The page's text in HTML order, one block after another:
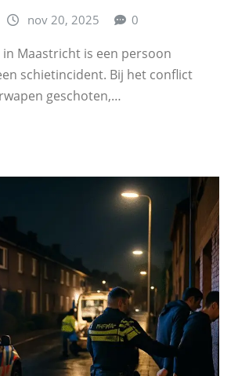
nov 20, 2025 0
in Maastricht is een persoon
schietincident. Bij het conflict
geschoten,…